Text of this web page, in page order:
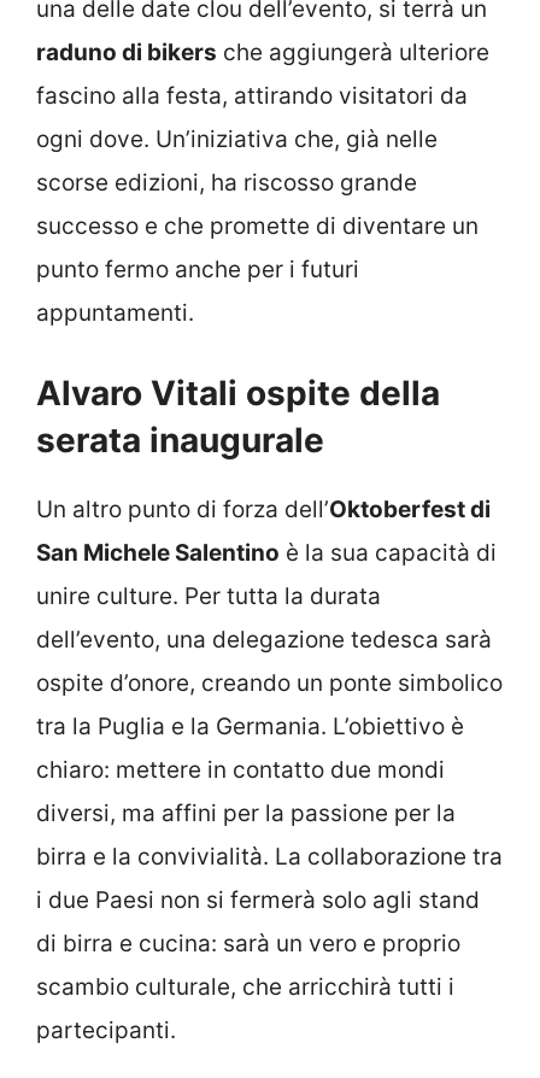
una delle date clou dell’evento, si terrà un
raduno di bikers che aggiungerà ulteriore
fascino alla festa, attirando visitatori da
ogni dove. Un’iniziativa che, già nelle
scorse edizioni, ha riscosso grande
successo e che promette di diventare un
punto fermo anche per i futuri
appuntamenti.
Alvaro Vitali ospite della
serata inaugurale
Un altro punto di forza dell’Oktoberfest di
San Michele Salentino è la sua capacità di
unire culture. Per tutta la durata
dell’evento, una delegazione tedesca sarà
ospite d’onore, creando un ponte simbolico
tra la Puglia e la Germania. L’obiettivo è
chiaro: mettere in contatto due mondi
diversi, ma affini per la passione per la
birra e la convivialità. La collaborazione tra
i due Paesi non si fermerà solo agli stand
di birra e cucina: sarà un vero e proprio
scambio culturale, che arricchirà tutti i
partecipanti.